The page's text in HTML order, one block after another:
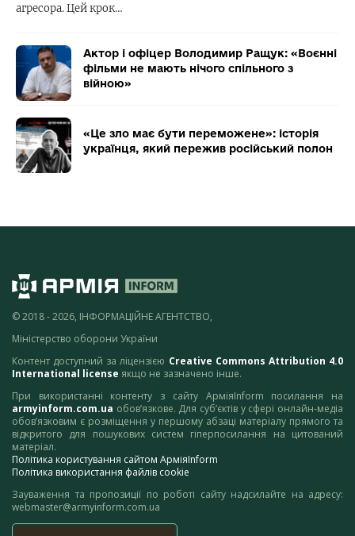
агресора. Цей крок…
Актор і офіцер Володимир Ращук: «Воєнні
фільми не мають нічого спільного з
війною»
«Це зло має бути переможене»: історія
українця, який пережив російський полон
© 2018 - 2026, ІНФОРМАЦІЙНЕ АГЕНТСТВО,
Міністерство оборони України
Контент доступний за ліцензією Creative Commons Attribution 4.0
International license якщо не зазначено інше.
При використанні контенту з сайту АрміяInform посилання на
armyinform.com.ua обов’язкове. Для суб’єктів у сфері онлайн-медіа
обов’язковим є розміщення у першому абзаці матеріалу прямого та
відкритого для пошукових систем гіперпосилання на цитований
матеріал.
Політика користування сайтом АрміяInform
Політика використання файлів cookie
Зауваження та пропозиції по роботі сайту надсилайте на адресу:
webmaster@armyinform.com.ua